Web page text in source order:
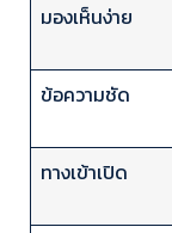
มองเห็นง่าย
ข้อความชัด
ทางเข้าเปิด